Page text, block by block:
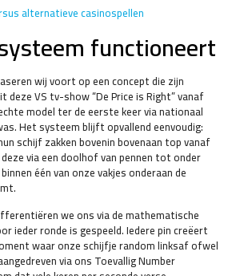
alternatieve casinospellen
functioneert
wij voort op een concept die zijn
VS tv-show “De Price is Right” vanaf
model ter de eerste keer via nationaal
Het systeem blijft opvallend eenvoudig:
schijf zakken bovenin bovenaan top vanaf
via een doolhof van pennen tot onder
één van onze vakjes onderaan de
we ons via de mathematische
ieder ronde is gespeeld. Iedere pin creëert
waar onze schijfje random linksaf ofwel
via ons Toevallig Number